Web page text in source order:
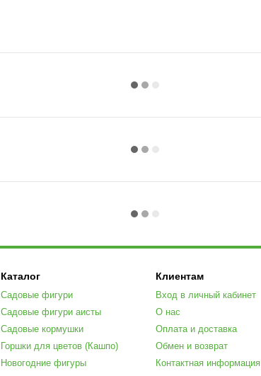
Каталог
Садовые фигури
Садовые фигури аисты
Садовые кормушки
Горшки для цветов (Кашпо)
Новогодние фигуры
Клиентам
Вход в личный кабинет
О нас
Оплата и доставка
Обмен и возврат
Контактная информация